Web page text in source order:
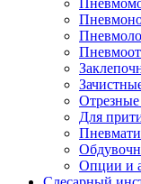
Для
Опции и